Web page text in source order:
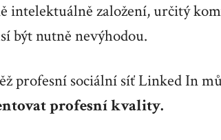
intelektuálně založení, určitý
být nutně nevýhodou.
profesní sociální síť Linked In
profesní kvality.